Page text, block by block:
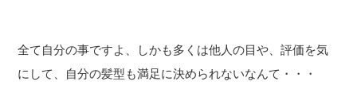
全て自分の事ですよ、しかも多くは他人の目や、評価を気
にして、自分の髪型も満足に決められないなんて・・・